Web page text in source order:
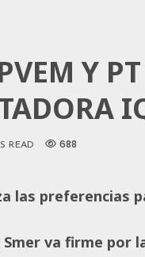
Y
READ 688
las preferencias
Smer va firme por